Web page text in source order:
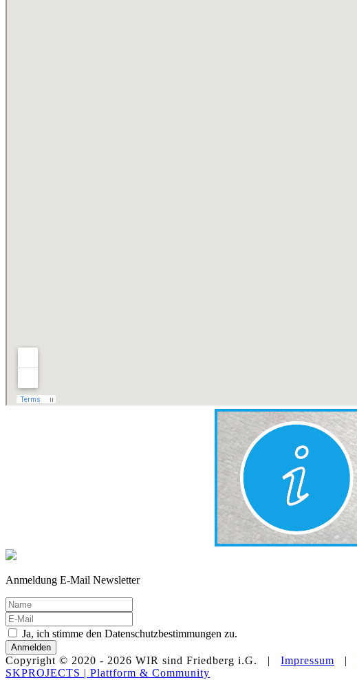
Anmeldung E-Mail Newsletter
Ja, ich stimme den Datenschutzbestimmungen zu.
Anmelden
Copyright © 2020 - 2026 WIR sind Friedberg i.G. | Impressum |
SKPROJECTS | Plattform & Community